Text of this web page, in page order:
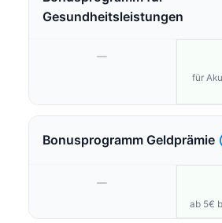
Gesundheitsleistungen
—
für
zur
(z. B.
Bonusprogramm Geldprämie
—
ab 5€